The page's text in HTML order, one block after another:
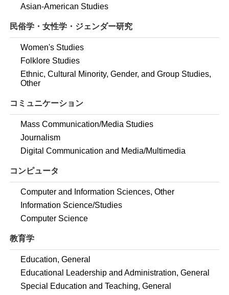
Asian-American Studies
民俗学・女性学・ジェンダー研究
Women's Studies
Folklore Studies
Ethnic, Cultural Minority, Gender, and Group Studies,
Other
コミュニケーション
Mass Communication/Media Studies
Journalism
Digital Communication and Media/Multimedia
コンピュータ
Computer and Information Sciences, Other
Information Science/Studies
Computer Science
教育学
Education, General
Educational Leadership and Administration, General
Special Education and Teaching, General